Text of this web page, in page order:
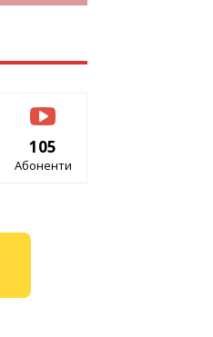
105
Абоненти